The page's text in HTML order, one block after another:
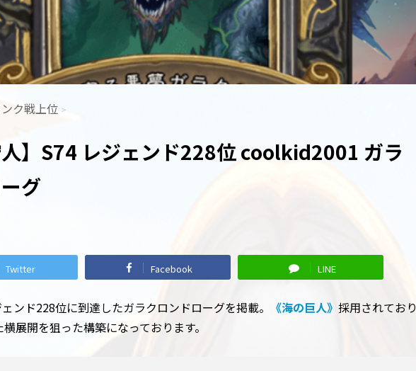
ク戦上位 >
人】S74 レジェンド228位 coolkid2001 ガラ
グ
Twitter Facebook LINE
ンド228位に到達したガラクロンドローグを掲載。 《海の巨人》 採用されており
展開を狙った構築になっております。